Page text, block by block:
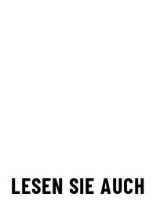
LESEN SIE AUCH